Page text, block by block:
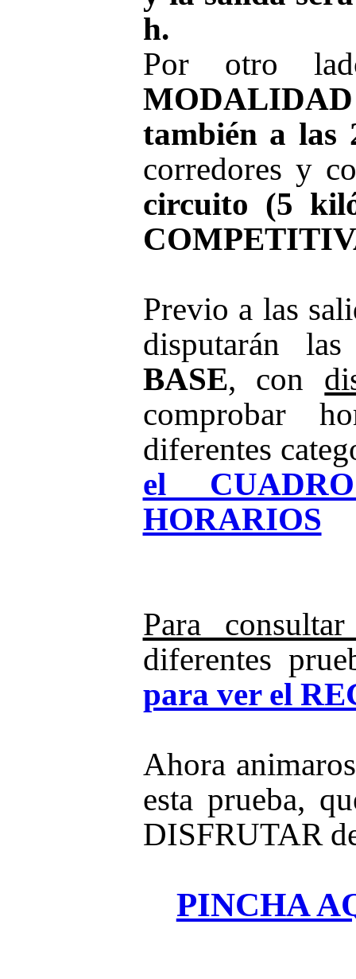
h.
Por otro
también a las
corredores y
circuito (5
Previo a las
disputarán
BASE, con
comprobar
diferentes
el
HORARIOS
Para
diferentes
para ver el
Ahora
esta prueba,
DISFRUTAR
PINCHA